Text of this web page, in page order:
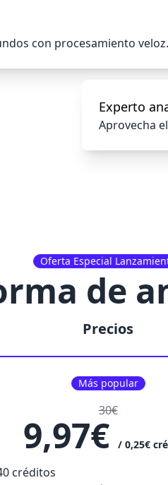
con procesamiento veloz.
Experto
Aprovecha
Oferta Especial
de
Precios
Más popular
30€
9,97€ / 0,25€
créditos